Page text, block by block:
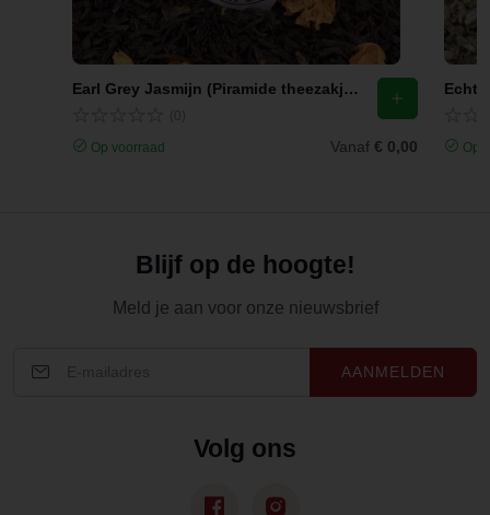
Earl Grey Jasmijn (Piramide theezakjes)
Op voorraad Vanaf € 0,00 Op
Blijf op de hoogte!
Meld je aan voor onze nieuwsbrief
AANMELDEN
Volg ons